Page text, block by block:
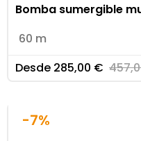
Bomba sumergible
60 m
Desde 285,00 €
-7%